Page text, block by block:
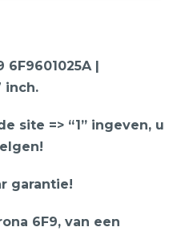
|
inch.
site => “1” ingeven, u
garantie!
6F9, van een